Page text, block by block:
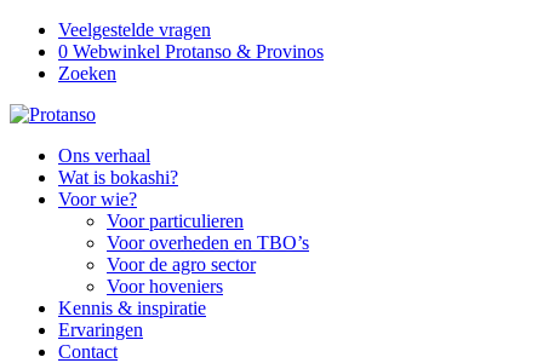
Veelgestelde vragen
0 Webwinkel Protanso & Provinos
Zoeken
Ons verhaal
Wat is bokashi?
Voor wie?
Voor particulieren
Voor overheden en TBO’s
Voor de agro sector
Voor hoveniers
Kennis & inspiratie
Ervaringen
Contact